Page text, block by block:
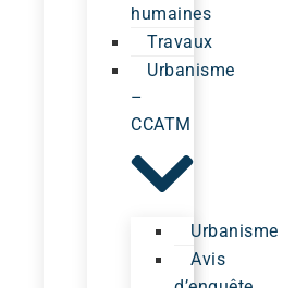
humaines
Travaux
Urbanisme
–
CCATM
Urbanisme
Avis